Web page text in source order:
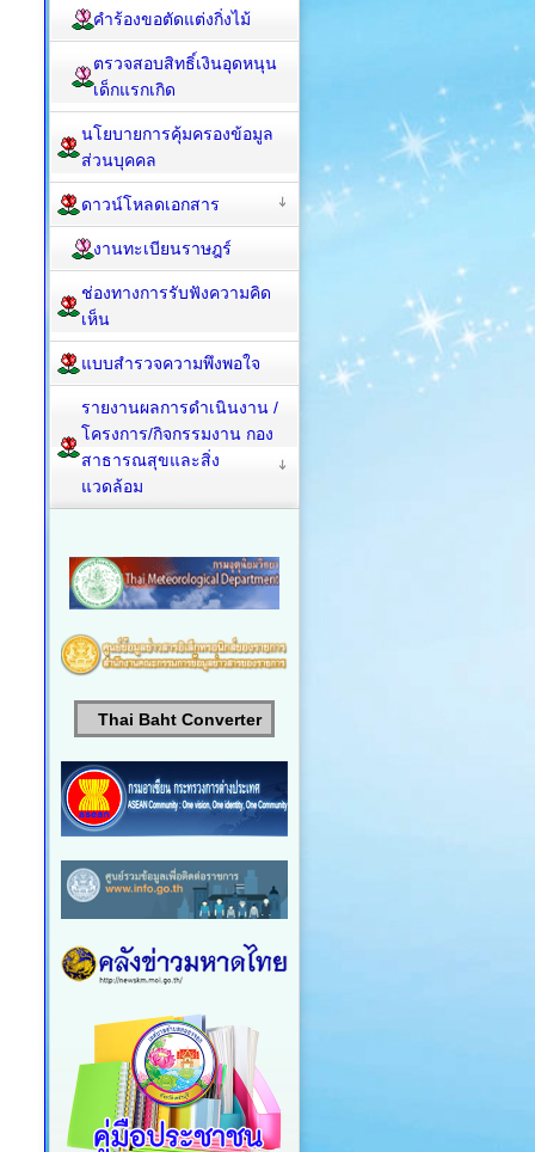
คำร้องขอตัดแต่งกิ่งไม้
ตรวจสอบสิทธิ์เงินอุดหนุน
เด็กแรกเกิด
นโยบายการคุ้มครองข้อมูล
ส่วนบุคคล
ดาวน์โหลดเอกสาร
งานทะเบียนราษฎร์
ช่องทางการรับฟังความคิด
เห็น
แบบสำรวจความพึงพอใจ
รายงานผลการดำเนินงาน /
โครงการ/กิจกรรมงาน กอง
สาธารณสุขและสิ่ง
แวดล้อม
Thai Baht Converter